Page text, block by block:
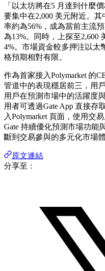
「以太坊將在5 月達到什麼
要集中在2,000 美元附近。
率約為56%，成為當前主流
為13%。同時，上探至2,600
4%。市場資金較多押注以太
格預期相對有限。
作為首家接入Polymarket 的
管道中的表現穩居前三，用
用戶在預測市場中的活躍度
用者可透過Gate App 直接存
入Polymarket 頁面，使用交
Gate 持續優化預測市場功能
斷到交易參與的多元化市場體
原文連結
分享至：